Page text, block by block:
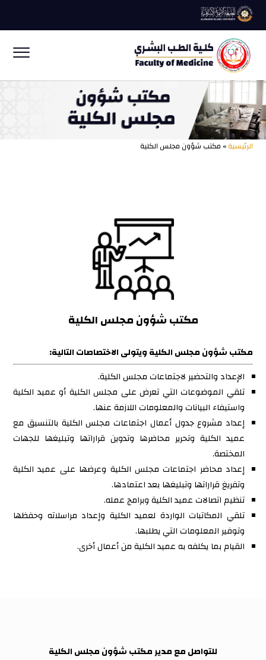
الرئيسية» مكتب شؤون مجلس الكلية
مكتب شؤون مجلس الكلية
مكتب شؤون مجلس الكلية ويتولى الاختصاصات التالية:
الإعداد والتحضير لاجتماعات مجلس الكلية.
تلقي الموضوعات التي تعرض على مجلس الكلية أو عميد الكلية
واستيفاء البيانات والمعلومات اللازمة عنها.
إعداد مشروع جدول أعمال اجتماعات مجلس الكلية بالتنسيق مع
عميد الكلية وتحرير محاضرها وتدوين قراراتها وتبليغها للجهات
المختصة.
إعداد محاضر اجتماعات مجلس الكلية وعرضها على عميد الكلية
وتفريغ قراراتها وتبليغها بعد اعتمادها.
تنظيم اتصالات عميد الكلية وبرامج عمله.
تلقي المكاتبات الواردة لعميد الكلية وإعداد مراسلاته وحفظها
وتوفير المعلومات التي يطلبها.
القيام بما يكلفه به عميد الكلية من أعمال أخرى.
للتواصل مع مدير مكتب شؤون مجلس الكلية